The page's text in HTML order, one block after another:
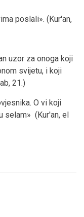
poslali». (Kur'an,
uzor za onoga koji
svijetu, i koji
21.)
O vi koji
selam» (Kur'an, el